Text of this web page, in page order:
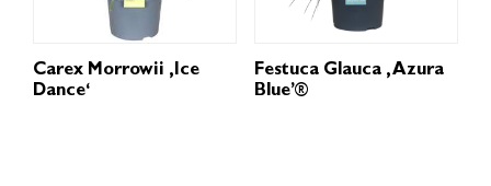
Carex Morrowii ‚Ice
Dance‘
Festuca Glauca ‚Azura
Blue’®